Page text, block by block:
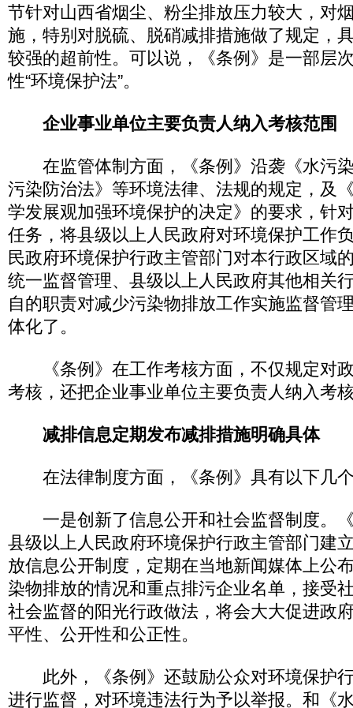
节针对山西省烟尘、粉尘排放压力较大，对
施，特别对脱硫、脱硝减排措施做了规定，
较强的超前性。可以说，《条例》是一部层
性“环境保护法”。
企业事业单位主要负责人纳入考核范围
在监管体制方面，《条例》沿袭《水污
污染防治法》等环境法律、法规的规定，及
学发展观加强环境保护的决定》的要求，针
任务，将县级以上人民政府对环境保护工作
民政府环境保护行政主管部门对本行政区域
统一监督管理、县级以上人民政府其他相关
自的职责对减少污染物排放工作实施监督管
体化了。
《条例》在工作考核方面，不仅规定对
考核，还把企业事业单位主要负责人纳入考
减排信息定期发布减排措施明确具体
在法律制度方面，《条例》具有以下几
一是创新了信息公开和社会监督制度。
县级以上人民政府环境保护行政主管部门建
放信息公开制度，定期在当地新闻媒体上公
染物排放的情况和重点排污企业名单，接受
社会监督的阳光行政做法，将会大大促进政
平性、公开性和公正性。
此外，《条例》还鼓励公众对环境保护
进行监督，对环境违法行为予以举报。和《